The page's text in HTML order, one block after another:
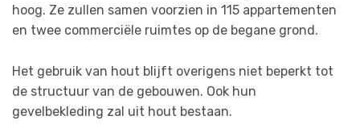
hoog. Ze zullen samen voorzien in 115 appartementen
en twee commerciële ruimtes op de begane grond.
Het gebruik van hout blijft overigens niet beperkt tot
de structuur van de gebouwen. Ook hun
gevelbekleding zal uit hout bestaan.